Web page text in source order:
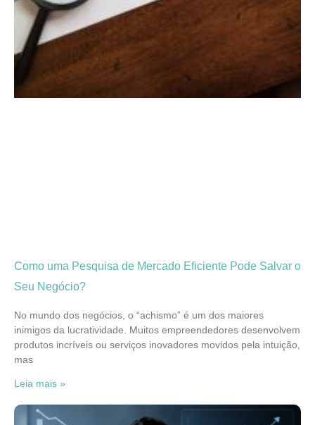
Como uma Pesquisa de Mercado Eficiente Pode Salvar o
Seu Negócio?
No mundo dos negócios, o “achismo” é um dos maiores
inimigos da lucratividade. Muitos empreendedores desenvolvem
produtos incríveis ou serviços inovadores movidos pela intuição,
mas
Leia mais »